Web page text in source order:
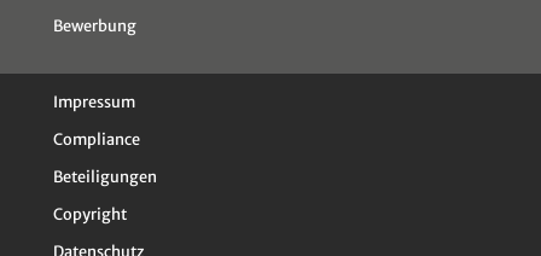
Bewerbung
Impressum
Compliance
Beteiligungen
Copyright
Datenschutz